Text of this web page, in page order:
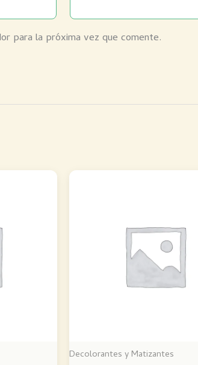
para la próxima vez que comente.
Decolorantes y Matizantes